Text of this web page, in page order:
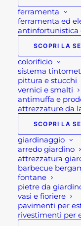
ferramenta
ferramenta ed
antinfortunistica
SCOPRI LA
colorificio
sistema
pittura e stucchi
vernici e smalti
antimuffa e
attrezzature da
SCOPRI LA
giardinaggio
arredo giardino
attrezzatura
barbecue
fontane
pietre da
vasi e fioriere
pavimenti per
rivestimenti per
SET
FERRO
170,00€